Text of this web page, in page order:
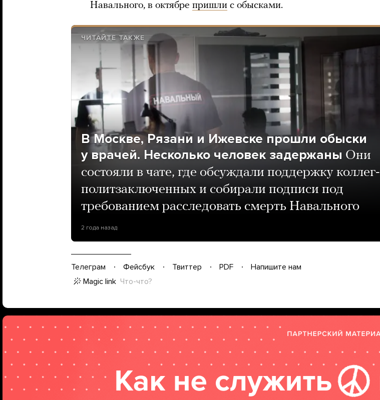
Навального, в октябре пришли с обысками.
ЧИТАЙТЕ ТАКЖЕ
В Москве, Рязани и Ижевске прошли обыски
у врачей. Несколько человек задержаны Они
состояли в чате, где обсуждали поддержку коллег-
политзаключенных и собирали подписи под
требованием расследовать смерть Навального
2 года назад
Телеграм Фейсбук Твиттер PDF
Напишите нам
Magic link Что-что?